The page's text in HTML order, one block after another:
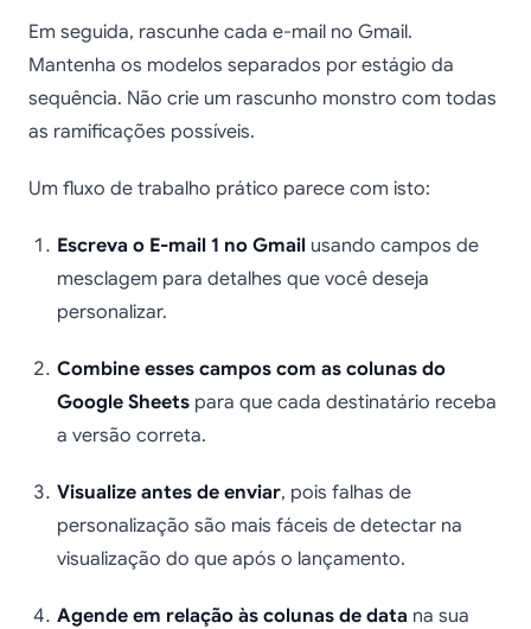
Em seguida, rascunhe cada e-mail no Gmail.
Mantenha os modelos separados por estágio da
sequência. Não crie um rascunho monstro com todas
as ramificações possíveis.
Um fluxo de trabalho prático parece com isto:
Escreva o E-mail 1 no Gmail usando campos de
mesclagem para detalhes que você deseja
personalizar.
Combine esses campos com as colunas do
Google Sheets para que cada destinatário receba
a versão correta.
Visualize antes de enviar, pois falhas de
personalização são mais fáceis de detectar na
visualização do que após o lançamento.
Agende em relação às colunas de data na sua